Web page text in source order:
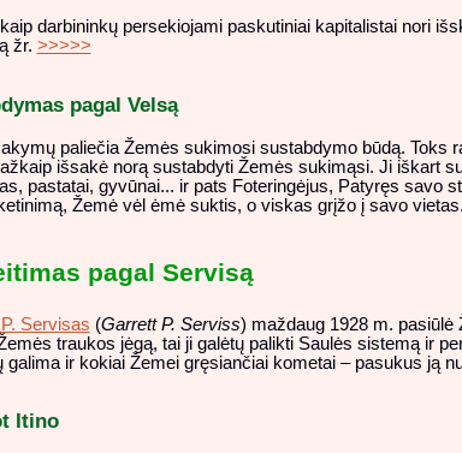
darbininkų persekiojami paskutiniai kapitalistai nori
žr. >>>>>
pagal Velsą
paliečia Žemės sukimosi sustabdymo būdą. Toks
išsakė norą sustabdyti Žemės sukimąsi. Ji iškart
pastatai, gyvūnai... ir pats Foteringėjus, Patyręs savo
Žemė vėl ėmė suktis, o viskas grįžo į savo vietas.
pagal Servisą
Servisas (Garrett P. Serviss) maždaug 1928 m. pasiūlė
traukos jėgą, tai ji galėtų palikti Saulės sistemą ir
galima ir kokiai Žemei gręsiančiai kometai – pasukus ją
Itino